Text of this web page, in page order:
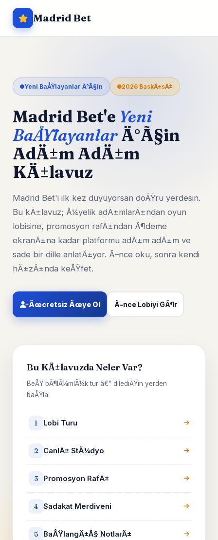
Madrid Bet
Yeni BaÅŸlayanlar Ä°Ã§in 2026 BaskÄ±sÄ±
Madrid Bet'e Yeni
BaÅŸlayanlarÄ°Ã§in
AdÄ±m AdÄ±m
KÄ±lavuz
Madrid Bet'i ilk kez duyuyorsan doÄŸru yerdesin.
Bu kÄ±lavuz; Ã¼yelik adÄ±mlarÄ±ndan oyun
lobisine, promosyon rafÄ±ndan Ã¶deme
ekranÄ±na kadar platformu adÄ±m adÄ±m ve
sade bir dille anlatÄ±yor. Ã–nce oku, sonra kendi
hÄ±zÄ±nda keÅŸfet.
Ãœcretsiz Ãœye Ol Ã–nce Lobiyi GÃ¶r
Bu KÄ±lavuzda Neler Var?
BeÅŸ bÃ¶lÃ¼mlÃ¼k tur â€” dilediÄŸin yerden
baÅŸla:
1 Lobi Turu
2 CanlÄ± StÃ¼dyo
3 Promosyon RafÄ±
4 Sadakat Merdiveni
5 BaÅŸlangÄ±Ã§ NotlarÄ±